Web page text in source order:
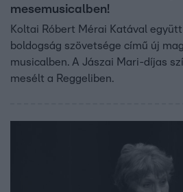
mesemusicalben!
Koltai Róbert Mérai Katával
boldogság szövetsége című új
musicalben. A Jászai Mari-díjas
mesélt a Reggeliben.